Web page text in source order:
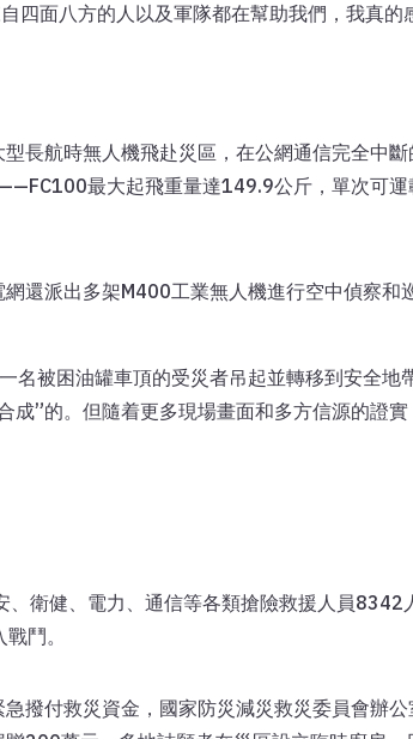
四面八方的人以及軍隊都在幫助我們，我真的
長航時無人機飛赴災區，在公網通信完全中
最大起飛重量達149.9公斤，單次可
還派出多架M400工業無人機進行空中偵察和
被困油罐車頂的受災者吊起並轉移到安全地
”的。但隨着更多現場畫面和多方信源的證
衛健、電力、通信等各類搶險救援人員8342
鬥。
撥付救災資金，國家防災減災救災委員會辦